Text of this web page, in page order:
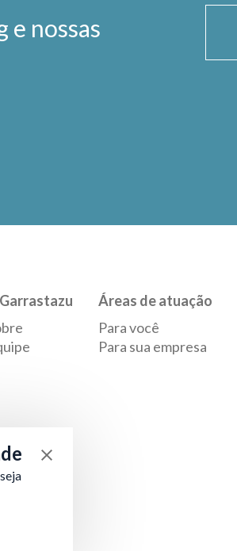
e nossas
Áreas de atuação
Para você
Para sua empresa